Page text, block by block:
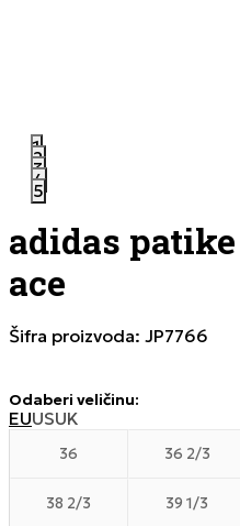
1
2
3
4
5
adidas
ace
Šifra proizvoda: JP7766
Odaberi veličinu:
EUUSUK
36 36 2/3
38 2/3 39 1/3